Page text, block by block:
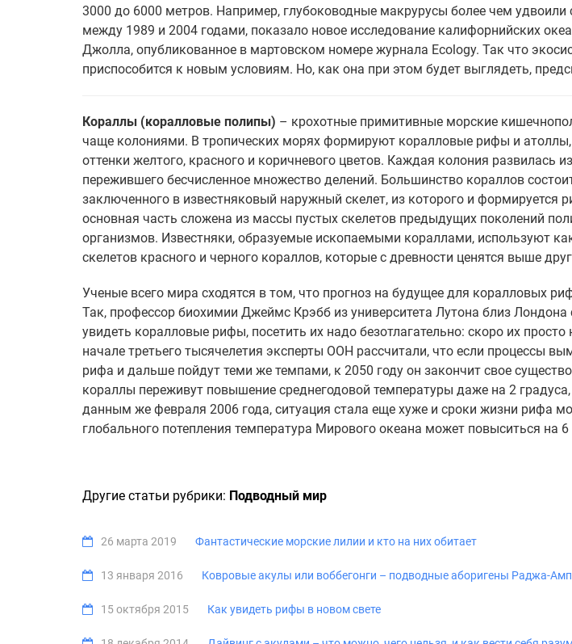
3000 до 6000 метров. Например, глубоководные макрурусы более чем удвоили
между 1989 и 2004 годами, показало новое исследование калифорнийских
Джолла, опубликованное в мартовском номере журнала Ecology. Так что
приспособится к новым условиям. Но, как она при этом будет выглядеть,
Кораллы (коралловые полипы) – крохотные примитивные морские
чаще колониями. В тропических морях формируют коралловые рифы и
оттенки желтого, красного и коричневого цветов. Каждая колония развилась
пережившего бесчисленное множество делений. Большинство кораллов
заключенного в известняковый наружный скелет, из которого и формируется
основная часть сложена из массы пустых скелетов предыдущих поколений
организмов. Известняки, образуемые ископаемыми кораллами, используют
скелетов красного и черного кораллов, которые с древности ценятся выше
Ученые всего мира сходятся в том, что прогноз на будущее для коралловых
Так, профессор биохимии Джеймс Крэбб из университета Лутона близ Лондона
увидеть коралловые рифы, посетить их надо безотлагательно: скоро их
начале третьего тысячелетия эксперты ООН рассчитали, что если процессы
рифа и дальше пойдут теми же темпами, к 2050 году он закончит свое
кораллы переживут повышение среднегодовой температуры даже на 2 градуса,
данным же февраля 2006 года, ситуация стала еще хуже и сроки жизни рифа
глобального потепления температура Мирового океана может повыситься на 6
Другие статьи рубрики: Подводный мир
26 марта 2019 Фантастические морские лилии и кто на них обитает
13 января 2016 Ковровые акулы или воббегонги – подводные аборигены Раджа-
15 октября 2015 Как увидеть рифы в новом свете